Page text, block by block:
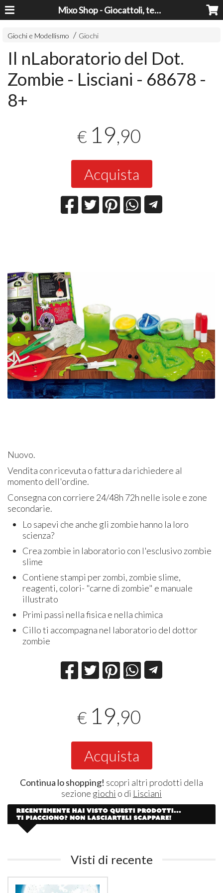
Mixo Shop - Giocattoli, tecnologia, casa e giardino a prezzi super!
Giochi e Modellismo Giochi
Il nLaboratorio del Dot.
Zombie - Lisciani - 68678 -
8+
€ 19,90
Acquista
Nuovo.
Vendita con ricevuta o fattura da richiedere al
momento dell'ordine.
Consegna con corriere 24/48h 72h nelle isole e zone
secondarie.
Lo sapevi che anche gli zombie hanno la loro
scienza?
Crea zombie in laboratorio con l'esclusivo zombie
slime
Contiene stampi per zombi, zombie slime,
reagenti, colori- "carne di zombie" e manuale
illustrato
Primi passi nella fisica e nella chimica
Cillo ti accompagna nel laboratorio del dottor
zombie
€ 19,90
Acquista
Continua lo shopping! scopri altri prodotti della
sezione giochi o di Lisciani
Visti di recente